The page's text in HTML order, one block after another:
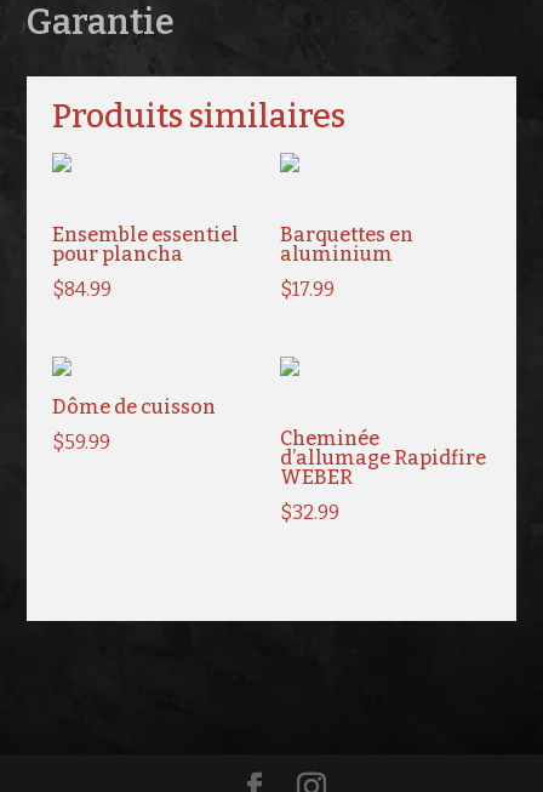
Garantie
Produits similaires
Ensemble essentiel
pour plancha
$84.99
Barquettes en
aluminium
$17.99
Dôme de cuisson
$59.99
Cheminée
d’allumage Rapidfire
WEBER
$32.99